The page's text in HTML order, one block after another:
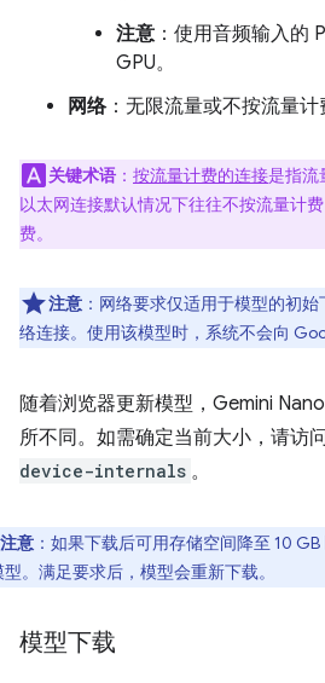
注意：使用音频输入的
GPU。
网络：无限流量或不按流量计
关键术语 ： 按流量计费的连接是指流
以太网连接默认情况下往往不按流量计
费。
注意 ：网络要求仅适用于模型的初
络连接。使用该模型时，系统不会向
随着浏览器更新模型，Gemini
所不同。如需确定当前大小，请访问
device-internals 。
注意 ：如果下载后可用存储空间降至 10
。满足要求后，模型会重新下载。
模型下载